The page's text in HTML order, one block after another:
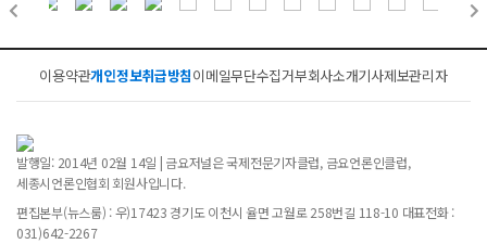
이용약관개인정보취급방침이메일무단수집거부회사소개기사제보관리자
발행일: 2014년 02월 14일 | 금요저널은 국제전문기자클럽, 금요언론인클럽,
세종시언론인협회 회원사입니다.
편집본부(뉴스룸) : 우)17423 경기도 이천시 율면 고월로 258번길 118-10 대표전화 :
031)642-2267